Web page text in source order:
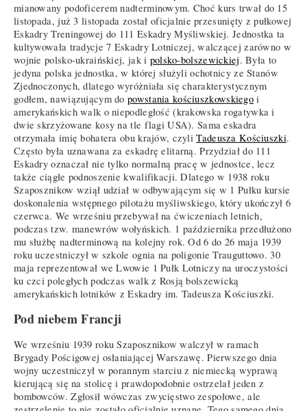
mianowany podoficerem nadterminowym. Choć kurs trwał do 15
listopada, już 3 listopada został oficjalnie przesunięty z pułkowej
Eskadry Treningowej do 111 Eskadry Myśliwskiej. Jednostka ta
kultywowała tradycje 7 Eskadry Lotniczej, walczącej zarówno w
wojnie polsko-ukraińskiej, jak i polsko-bolszewickiej. Była to
jedyna polska jednostka, w której służyli ochotnicy ze Stanów
Zjednoczonych, dlatego wyróżniała się charakterystycznym
godłem, nawiązującym dopowstania kościuszkowskiegoi
amerykańskich walk o niepodległość (krakowska rogatywka i
dwie skrzyżowane kosy na tle flagi USA). Sama eskadra
otrzymała imię bohatera obu krajów, czyliTadeusza Kościuszki.
Często była uznawana za eskadrę elitarną. Przydział do 111
Eskadry oznaczał nie tylko normalną pracę w jednostce, lecz
także ciągłe podnoszenie kwalifikacji. Dlatego w 1938 roku
Szaposznikow wziął udział w odbywającym się w 1 Pułku kursie
doskonalenia wstępnego pilotażu myśliwskiego, który ukończył 6
czerwca. We wrześniu przebywał na ćwiczeniach letnich,
podczas tzw. manewrów wołyńskich. 1 października przedłużono
mu służbę nadterminową na kolejny rok. Od 6 do 26 maja 1939
roku uczestniczył w szkole ognia na poligonie Trauguttowo. 30
maja reprezentował we Lwowie 1 Pułk Lotniczy na uroczystości
ku czci poległych podczas walk z Rosją bolszewicką
amerykańskich lotników z Eskadry im. Tadeusza Kościuszki.
Pod niebem Francji
We wrześniu 1939 roku Szaposznikow walczył w ramach
Brygady Pościgowej osłaniającej Warszawę. Pierwszego dnia
wojny uczestniczył w porannym starciu z niemiecką wyprawą
kierującą się na stolicę i prawdopodobnie ostrzelał jeden z
bombowców. Zgłosił wówczas zwycięstwo zespołowe, ale